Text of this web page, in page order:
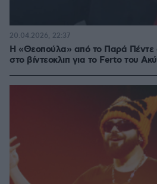
Η «Θεοπούλα» από το Παρά Πέντε
στο βίντεοκλιπ για το Ferto του
20.04.2026, 22:37